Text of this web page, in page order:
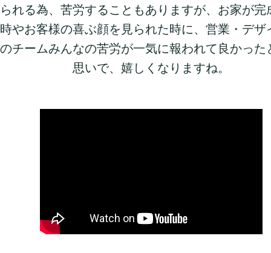
られる為、苦労することもありますが、お家が完
時やお客様の喜ぶ顔を見られた時に、営業・デザ
のチームみんなの苦労が一気に報われて良かった
思いで、嬉しくなりますね。